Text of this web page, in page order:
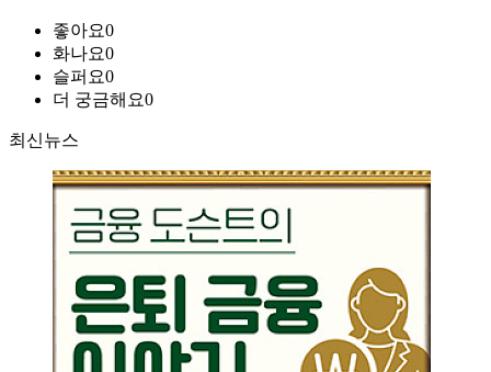
좋아요0
화나요0
슬퍼요0
더 궁금해요0
최신뉴스